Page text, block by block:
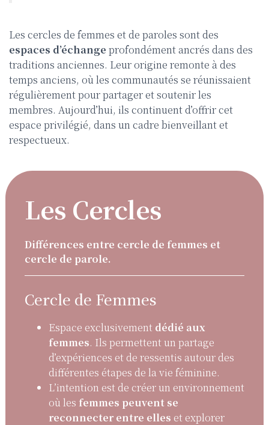
Les cercles de femmes et de paroles sont des
espaces d’échange profondément ancrés dans des
traditions anciennes. Leur origine remonte à des
temps anciens, où les communautés se réunissaient
régulièrement pour partager et soutenir les
membres. Aujourd’hui, ils continuent d’offrir cet
espace privilégié, dans un cadre bienveillant et
respectueux.
Les Cercles
Différences entre cercle de femmes et
cercle de parole.
Cercle de Femmes
Espace exclusivement dédié aux
femmes. Ils permettent un partage
d’expériences et de ressentis autour des
différentes étapes de la vie féminine.
L’intention est de créer un environnement
où les femmes peuvent se
reconnecter entre elles et explorer